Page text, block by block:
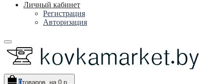
Личный кабинет
Регистрация
Авторизация
0товаров, на 0 р.